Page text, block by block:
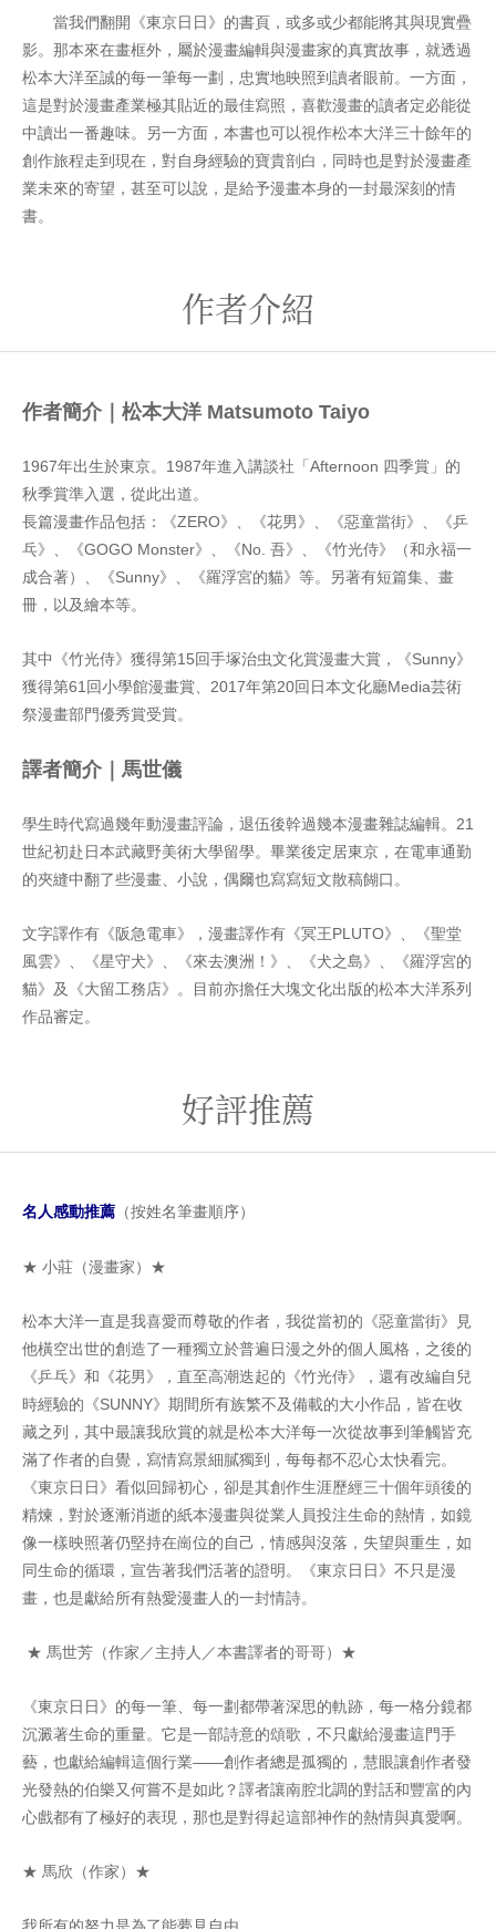
當我們翻開《東京日日》的書頁，或多或少都能將其與現實疊
影。那本來在畫框外，屬於漫畫編輯與漫畫家的真實故事，就透過
松本大洋至誠的每一筆每一劃，忠實地映照到讀者眼前。一方面，
這是對於漫畫產業極其貼近的最佳寫照，喜歡漫畫的讀者定必能從
中讀出一番趣味。另一方面，本書也可以視作松本大洋三十餘年的
創作旅程走到現在，對自身經驗的寶貴剖白，同時也是對於漫畫產
業未來的寄望，甚至可以說，是給予漫畫本身的一封最深刻的情
書。
作者介紹
作者簡介｜松本大洋 Matsumoto Taiyo
1967年出生於東京。1987年進入講談社「Afternoon 四季賞」的
秋季賞準入選，從此出道。
長篇漫畫作品包括：《ZERO》、《花男》、《惡童當街》、《乒
乓》、《GOGO Monster》、《No. 吾》、《竹光侍》（和永福一
成合著）、《Sunny》、《羅浮宮的貓》等。另著有短篇集、畫
冊，以及繪本等。
其中《竹光侍》獲得第15回手塚治虫文化賞漫畫大賞，《Sunny》
獲得第61回小學館漫畫賞、2017年第20回日本文化廳Media芸術
祭漫畫部門優秀賞受賞。
譯者簡介｜馬世儀
學生時代寫過幾年動漫畫評論，退伍後幹過幾本漫畫雜誌編輯。21
世紀初赴日本武藏野美術大學留學。畢業後定居東京，在電車通勤
的夾縫中翻了些漫畫、小說，偶爾也寫寫短文散稿餬口。
文字譯作有《阪急電車》，漫畫譯作有《冥王PLUTO》、《聖堂
風雲》、《星守犬》、《來去澳洲！》、《犬之島》、《羅浮宮的
貓》及《大留工務店》。目前亦擔任大塊文化出版的松本大洋系列
作品審定。
好評推薦
名人感動推薦 （按姓名筆畫順序）
★ 小莊（漫畫家）★
松本大洋一直是我喜愛而尊敬的作者，我從當初的《惡童當街》見
他橫空出世的創造了一種獨立於普遍日漫之外的個人風格，之後的
《乒乓》和《花男》，直至高潮迭起的《竹光侍》，還有改編自兒
時經驗的《SUNNY》期間所有族繁不及備載的大小作品，皆在收
藏之列，其中最讓我欣賞的就是松本大洋每一次從故事到筆觸皆充
滿了作者的自覺，寫情寫景細膩獨到，每每都不忍心太快看完。
《東京日日》看似回歸初心，卻是其創作生涯歷經三十個年頭後的
精煉，對於逐漸消逝的紙本漫畫與從業人員投注生命的熱情，如鏡
像一樣映照著仍堅持在崗位的自己，情感與沒落，失望與重生，如
同生命的循環，宣告著我們活著的證明。《東京日日》不只是漫
畫，也是獻給所有熱愛漫畫人的一封情詩。
★ 馬世芳（作家／主持人／本書譯者的哥哥）★
《東京日日》的每一筆、每一劃都帶著深思的軌跡，每一格分鏡都
沉澱著生命的重量。它是一部詩意的頌歌，不只獻給漫畫這門手
藝，也獻給編輯這個行業——創作者總是孤獨的，慧眼讓創作者發
光發熱的伯樂又何嘗不是如此？譯者讓南腔北調的對話和豐富的內
心戲都有了極好的表現，那也是對得起這部神作的熱情與真愛啊。
★ 馬欣（作家）★